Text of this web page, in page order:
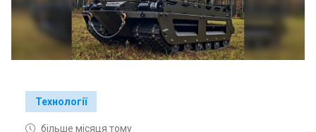
Технології
більше місяця тому